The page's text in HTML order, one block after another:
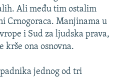
Ali među tim ostalim
Crnogoraca. Manjinama u
i Sud za ljudska prava,
krše ona osnovna.
jednog od tri